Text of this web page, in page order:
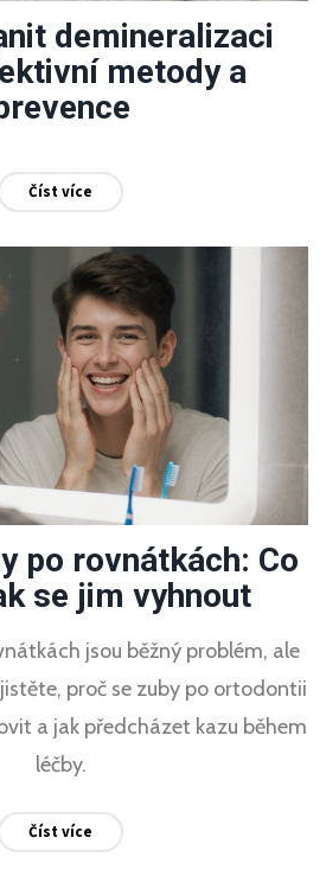
demineralizaci
metody a
Číst více
po rovnátkách: Co
se jim vyhnout
jsou běžný problém, ale
proč se zuby po ortodontii
a jak předcházet kazu během
léčby.
Číst více